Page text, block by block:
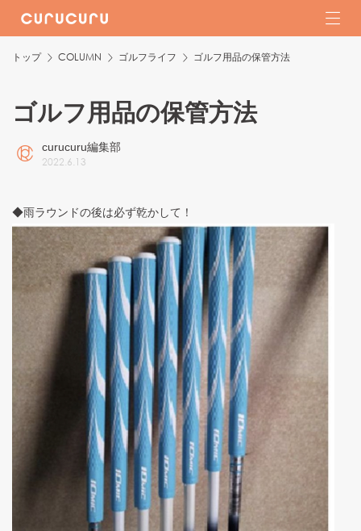
トップ COLUMN ゴルフライフ ゴルフ用品の保管方法
ゴルフ用品の保管方法
curucuru編集部
2022.6.13
◆雨ラウンドの後は必ず乾かして！